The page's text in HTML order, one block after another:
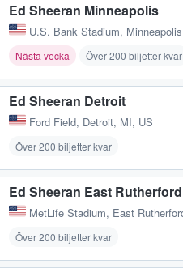
Ed Sheeran Minneapolis
U.S. Bank Stadium,
Nästa vecka Över 200 biljetter kvar
Ed Sheeran Detroit
Ford Field, Detroit, MI, US
Över 200 biljetter kvar
Ed Sheeran East Rutherford
MetLife Stadium, East
Över 200 biljetter kvar